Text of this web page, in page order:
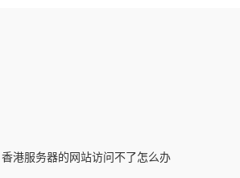
香港服务器的网站访问不了怎么办